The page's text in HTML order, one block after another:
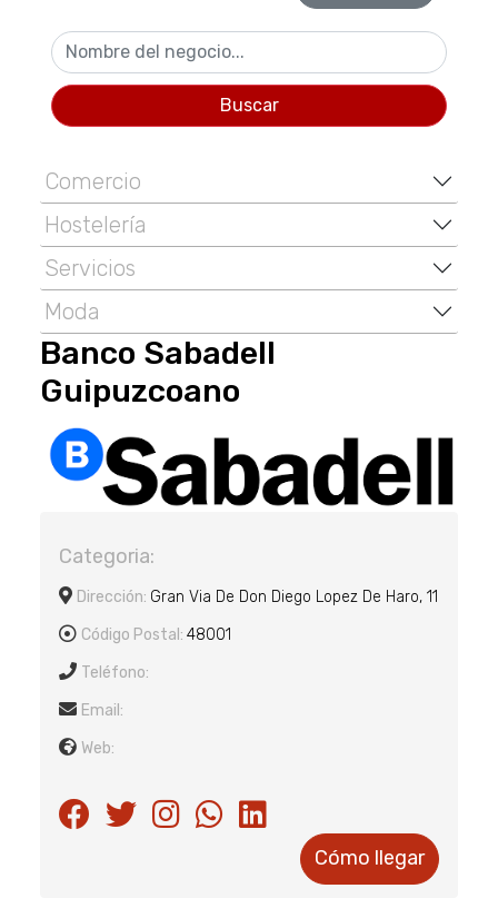
Buscar
Comercio
Hostelería
Servicios
Moda
Banco Sabadell
Guipuzcoano
Categoria:
Dirección: Gran Via De Don Diego Lopez De Haro, 11
Código Postal: 48001
Teléfono:
Email:
Web:
Cómo llegar